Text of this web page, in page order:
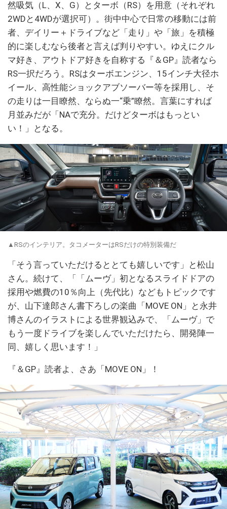
然吸気（L、X、G）とターボ（RS）を用意（それぞれ
2WDと4WDが選択可）。街中中心で日常の移動には前
者、デイリー＋ドライブなど「走り」や「旅」を積極
的に楽しむなら後者と言えば判りやすい。ゆえにクル
マ好き、アウトドア好きを自称する『＆GP』読者なら
RS一択だろう。RSはターボエンジン、15インチ大径ホ
イール、高性能ショックアブソーバー等を採用し、そ
の走りは一目瞭然、ならぬ一“乗”瞭然。言葉にすれば
月並みだが「NAで充分。だけどターボはもっとい
い！」となる。
▲RSのインテリア。タコメーターはRSだけの特別装備だ
「そう言っていただけるととても嬉しいです」と松山
さん。続けて、「「ムーヴ」初となるスライドドアの
採用や燃費の10％向上（先代比）などもトピックです
が、山下達郎さん書下ろしの楽曲「MOVE ON」と永井
博さんのイラストによる世界観込みで、「ムーヴ」で
もう一度ドライブを楽しんでいただけたら、開発陣一
同、嬉しく思います！」
『＆GP』読者よ、さあ「MOVE ON」！